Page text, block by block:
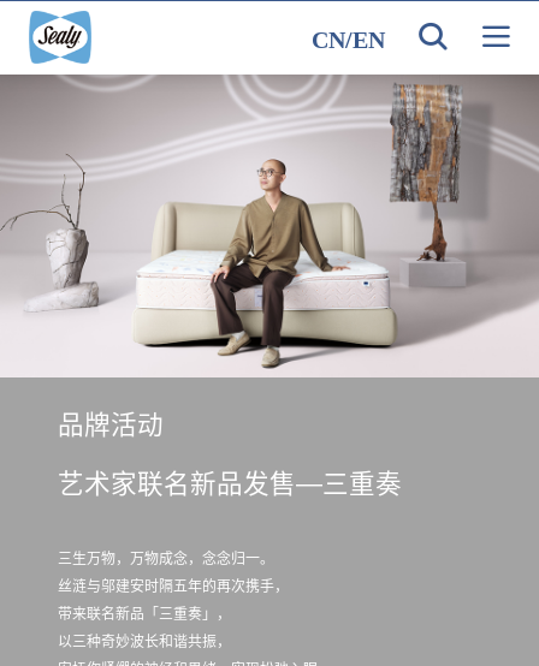
CN/EN
品牌活动
艺术家联名新品发售—三重奏
三生万物，万物成念，念念归一。
丝涟与邬建安时隔五年的再次携手，
带来联名新品「三重奏」，
以三种奇妙波长和谐共振，